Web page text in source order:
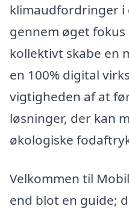
klimaudfordringer i
gennem øget
kollektivt skabe en
en 100% digital
vigtigheden af at
løsninger, der kan
økologiske
Velkommen til
end blot en guide;